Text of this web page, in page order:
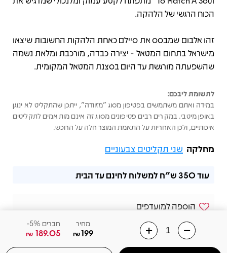
הכוח הרגשי של הלהקה.
זהו אלבום שמבסס את סיילם כאחת הלהקות החשובות שיצאו
מישראל בתחום המטאל - יצירה כבדה, מורכבת ומלאת נשמה
שהשפעתה מורגשת עד היום בסצנת המטאל המקומית.
לתשומת ליבכם:
במידה ואתם משתמשים בפטיפון מסוג "מזוודה", ייתכן שהתקליט לא ינוגן
באופן מיטבי. במקרים רבים פטיפונים מסוג זה אינם מותאמים לתקליטים
איכותיים, ולכן האחריות על התאמת המוצר חלה על הרוכש.
מחלקה שני תקליטים צבעוניים
מחיר
199
₪
חברים 5%-
189.05
₪
עוד350 ש"ח למשלוח לחינם עד הבית
הוספה למועדפים
שלחו הודעה בוואצאפ
02-6568831